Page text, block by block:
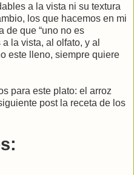
a la vista ni su textura
los que hacemos en mi
de que “uno no es
la vista, al olfato, y al
este lleno, siempre quiere
para este plato: el arroz
post la receta de los